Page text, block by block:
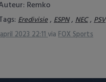
Remko
Eredivisie, ESPN, NEC, PSV
2023 22:11via FOX Sports